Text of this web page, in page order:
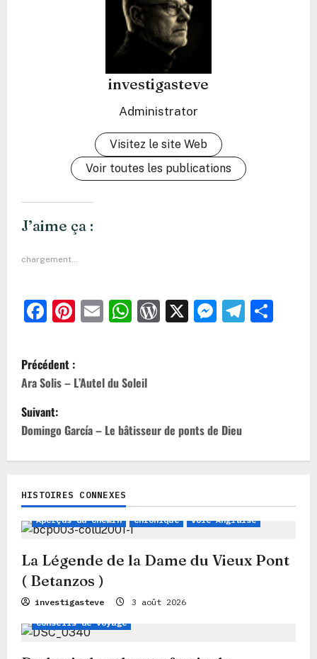
investigasteve
Administrator
Visitez le site Web
Voir toutes les publications
J’aime ça :
chargement…
Facebook
Pinterest
EmailWhatsApp
WordPress
X
N
a
v
i
g
t
i
o
n
d
’
a
Précédent :
Ara Solis – L’Autel du Soleil
Suivant:
Domingo García – Le bâtisseur de ponts de Dieu
HISTOIRES CONNEXES
Légendes, Mythes et Histoires
Aperçus du Chemin Chronique Voie Anglaise
La Légende de la Dame du Vieux Pont
( Betanzos )
investigasteve 3 août 2026
Chronique Aperçus du Chemin
Conseils de voyage